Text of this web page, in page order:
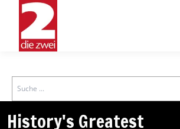
Search
History's Greatest